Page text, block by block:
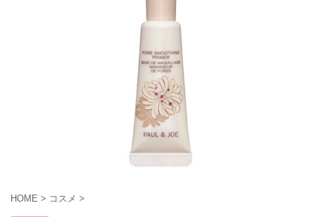
HOME > コスメ >